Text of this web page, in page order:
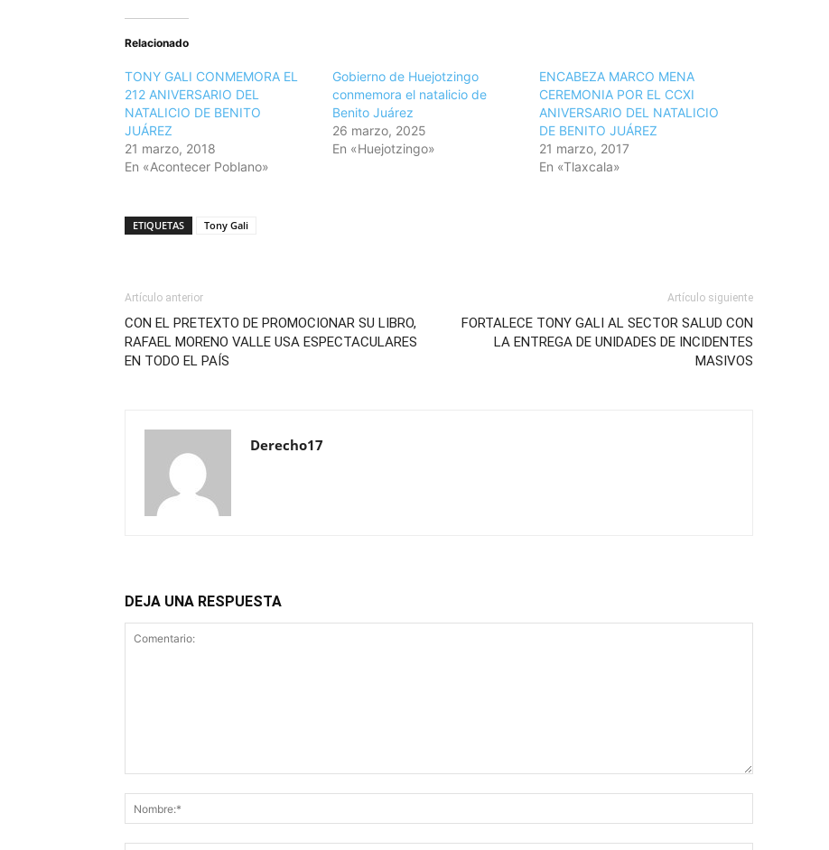
Relacionado
TONY GALI CONMEMORA EL
212 ANIVERSARIO DEL
NATALICIO DE BENITO
JUÁREZ
21 marzo, 2018
En «Acontecer Poblano»
Gobierno de Huejotzingo
conmemora el natalicio de
Benito Juárez
26 marzo, 2025
En «Huejotzingo»
ENCABEZA MARCO MENA
CEREMONIA POR EL CCXI
ANIVERSARIO DEL NATALICIO
DE BENITO JUÁREZ
21 marzo, 2017
En «Tlaxcala»
ETIQUETAS Tony Gali
Artículo anterior
CON EL PRETEXTO DE PROMOCIONAR SU LIBRO,
RAFAEL MORENO VALLE USA ESPECTACULARES
EN TODO EL PAÍS
Artículo siguiente
FORTALECE TONY GALI AL SECTOR SALUD CON
LA ENTREGA DE UNIDADES DE INCIDENTES
MASIVOS
Derecho17
DEJA UNA RESPUESTA